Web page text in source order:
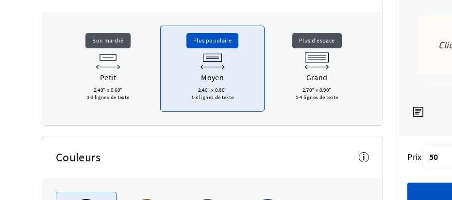
Bon marché
Petit
2.40" x 0.60"
1-3 lignes de texte
Plus populaire
Moyen
2.40" x 0.80"
1-3 lignes de texte
Plus d'espace
Grand
2.70" x 0.90"
1-4 lignes de texte
Couleurs i Prix 50